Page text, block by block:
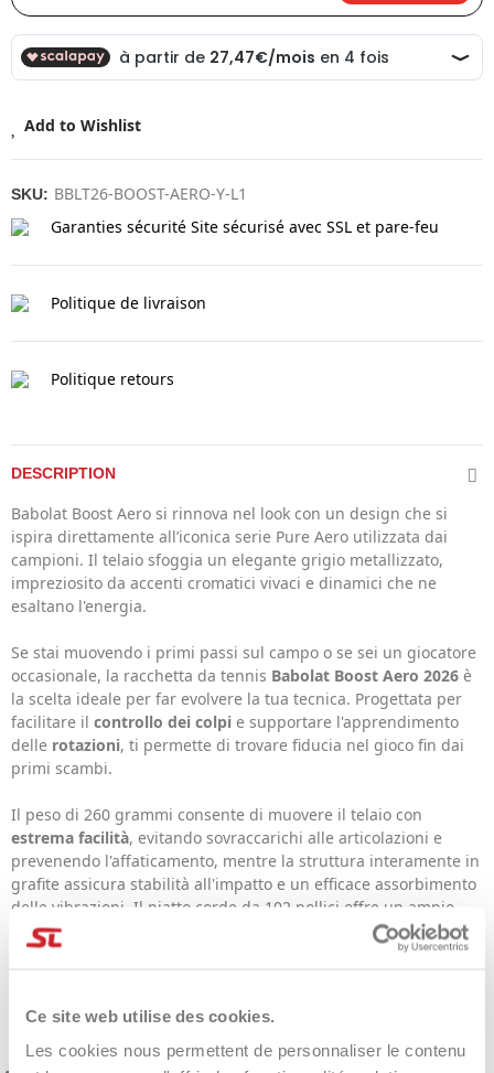
Ce site web utilise des cookies.
Les cookies nous permettent de personnaliser le contenu
Add to Wishlist
SKU: BBLT26-BOOST-AERO-Y-L1
Garanties sécurité Site sécurisé avec SSL et pare-feu
Politique de livraison
Politique retours
DESCRIPTION
Babolat Boost Aero si rinnova nel look con un design che si
ispira direttamente all’iconica serie Pure Aero utilizzata dai
campioni. Il telaio sfoggia un elegante grigio metallizzato,
impreziosito da accenti cromatici vivaci e dinamici che ne
esaltano l'energia.
Se stai muovendo i primi passi sul campo o se sei un giocatore
occasionale, la racchetta da tennis Babolat Boost Aero 2026 è
la scelta ideale per far evolvere la tua tecnica. Progettata per
facilitare il controllo dei colpi e supportare l'apprendimento
delle rotazioni, ti permette di trovare fiducia nel gioco fin dai
primi scambi.
Il peso di 260 grammi consente di muovere il telaio con
estrema facilità, evitando sovraccarichi alle articolazioni e
prevenendo l'affaticamento, mentre la struttura interamente in
grafite assicura stabilità all'impatto e un efficace assorbimento
delle vibrazioni. Il piatto corde da 102 pollici offre un ampio
sweetspot, che si traduce in una maggiore tolleranza nei colpi
decentrati. Lo schema corde 16x19, infine, facilita la
Tecnologie